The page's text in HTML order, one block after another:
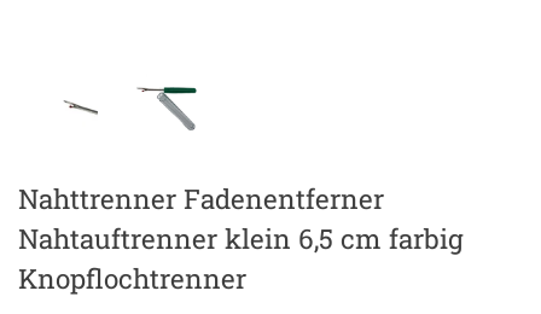
Nahttrenner Fadenentferner
Nahtauftrenner klein 6,5 cm farbig
Knopflochtrenner